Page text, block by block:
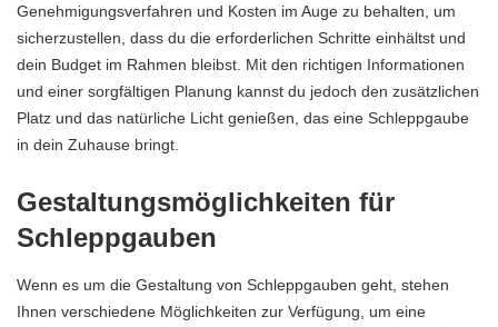
Genehmigungsverfahren und Kosten im Auge zu behalten, um
sicherzustellen, dass du die erforderlichen Schritte einhältst und
dein Budget im Rahmen bleibst. Mit den richtigen Informationen
und einer sorgfältigen Planung kannst du jedoch den zusätzlichen
Platz und das natürliche Licht genießen, das eine Schleppgaube
in dein Zuhause bringt.
Gestaltungsmöglichkeiten für
Schleppgauben
Wenn es um die Gestaltung von Schleppgauben geht, stehen
Ihnen verschiedene Möglichkeiten zur Verfügung, um eine